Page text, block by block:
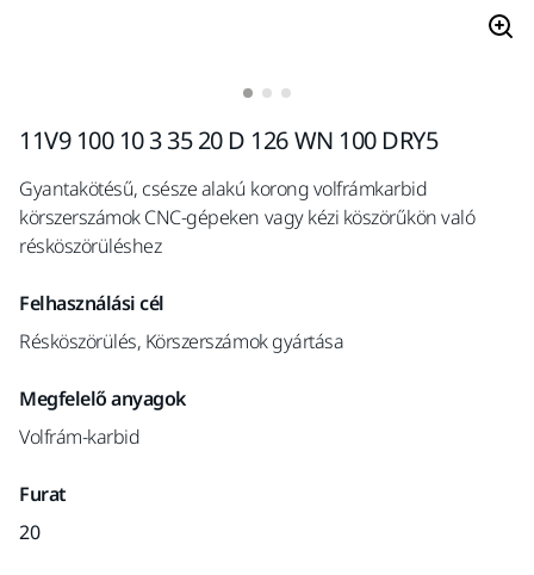
11V9 100 10 3 35 20 D 126 WN 100 DRY5
Gyantakötésű, csésze alakú korong volfrámkarbid
körszerszámok CNC-gépeken vagy kézi köszörűkön való
résköszörüléshez
Felhasználási cél
Résköszörülés, Körszerszámok gyártása
Megfelelő anyagok
Volfrám-karbid
Furat
20